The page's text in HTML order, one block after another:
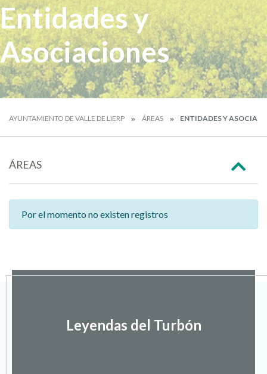
Entidades y
Asociaciones
AYUNTAMIENTO DE VALLE DE LIERP ÁREAS ENTIDADES Y
ÁREAS
Por el momento no existen registros
Leyendas del Turbón